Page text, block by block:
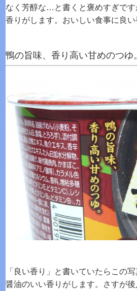
なく芳醇な…と書くと褒めすぎで
香りがします。おいしい食事に良い
鴨の旨味、香り高い甘めのつゆ
「良い香り」と書いていたらこの
醤油のいい香りがします。さすが